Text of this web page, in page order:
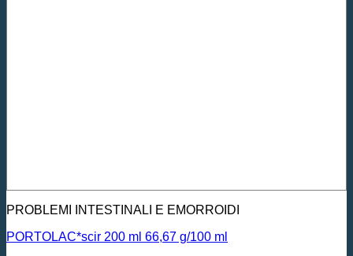
PROBLEMI INTESTINALI E EMORROIDI
PORTOLAC*scir 200 ml 66,67 g/100 ml